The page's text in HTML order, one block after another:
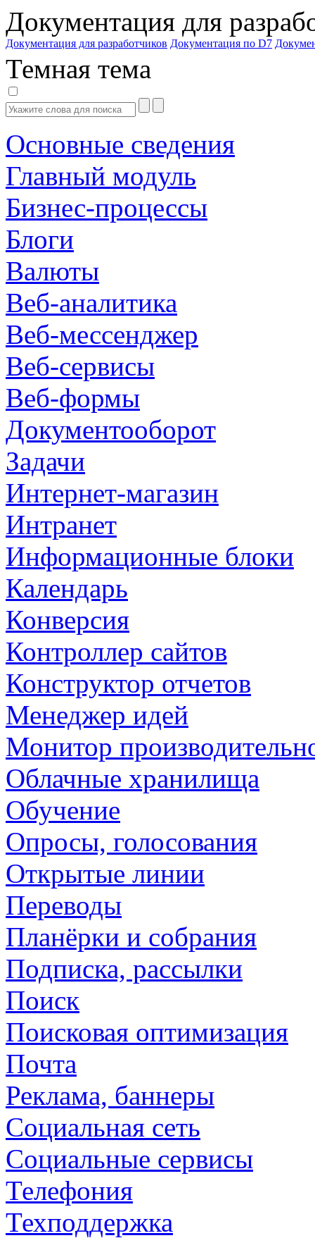
Документация для
Документация для разработчиков Документация по D7
Темная тема
Основные сведения
Главный модуль
Бизнес-процессы
Блоги
Валюты
Веб-аналитика
Веб-мессенджер
Веб-сервисы
Веб-формы
Документооборот
Задачи
Интернет-магазин
Интранет
Информационные блоки
Календарь
Конверсия
Контроллер сайтов
Конструктор отчетов
Менеджер идей
Монитор
Облачные хранилища
Обучение
Опросы, голосования
Открытые линии
Переводы
Планёрки и собрания
Подписка, рассылки
Поиск
Поисковая оптимизация
Почта
Реклама, баннеры
Социальная сеть
Социальные сервисы
Телефония
Техподдержка